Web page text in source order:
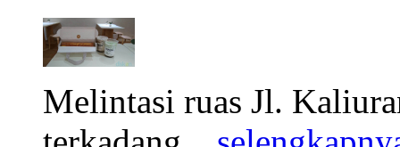
Melintasi ruas Jl.